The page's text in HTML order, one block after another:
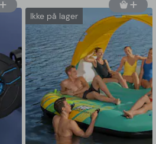
Ikke på lager